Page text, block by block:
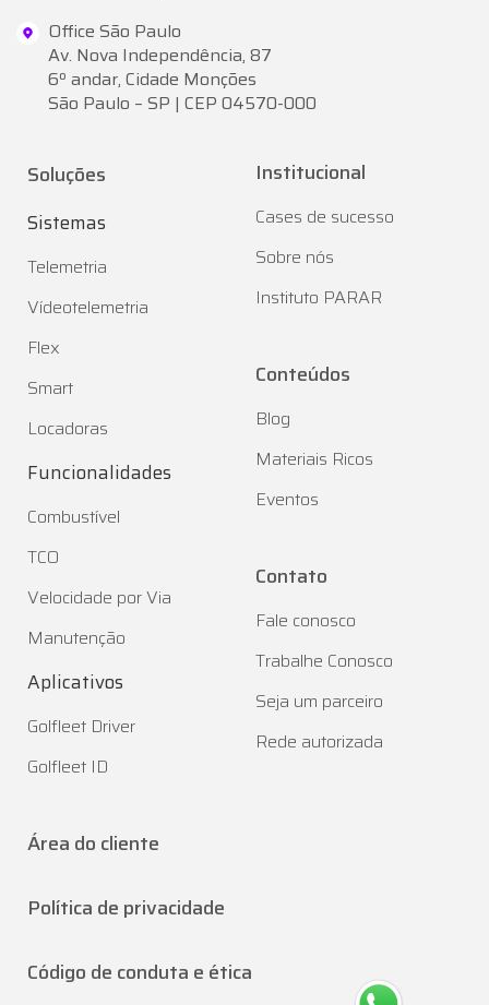
Office São Paulo
Av. Nova Independência, 87
6º andar, Cidade Monções
São Paulo – SP | CEP 04570-000
Soluções
Sistemas
Telemetria
Vídeotelemetria
Flex
Smart
Locadoras
Funcionalidades
Combustível
TCO
Velocidade por Via
Manutenção
Aplicativos
Golfleet Driver
Golfleet ID
Institucional
Cases de sucesso
Sobre nós
Instituto PARAR
Conteúdos
Blog
Materiais Ricos
Eventos
Contato
Fale conosco
Trabalhe Conosco
Seja um parceiro
Rede autorizada
Área do cliente
Política de privacidade
Código de conduta e ética